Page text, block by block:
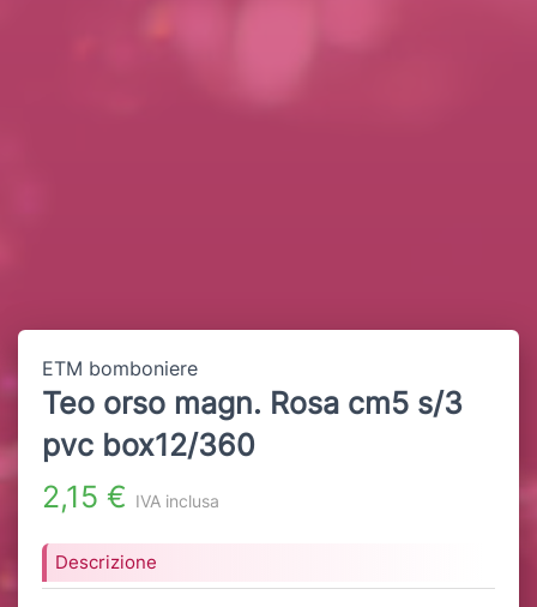
ETM bomboniere
Teo orso magn. Rosa cm5 s/3
pvc box12/360
2,15 € IVA inclusa
Descrizione